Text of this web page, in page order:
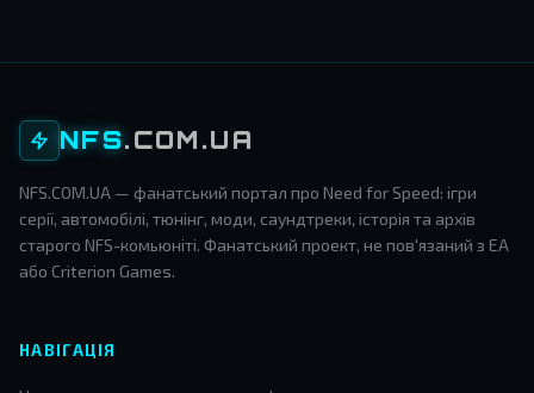
NFS.COM.UA
NFS.COM.UA — фанатський портал про Need for Speed: ігри
серії, автомобілі, тюнінг, моди, саундтреки, історія та архів
старого NFS-комьюніті. Фанатський проект, не пов'язаний з EA
або Criterion Games.
НАВІГАЦІЯ